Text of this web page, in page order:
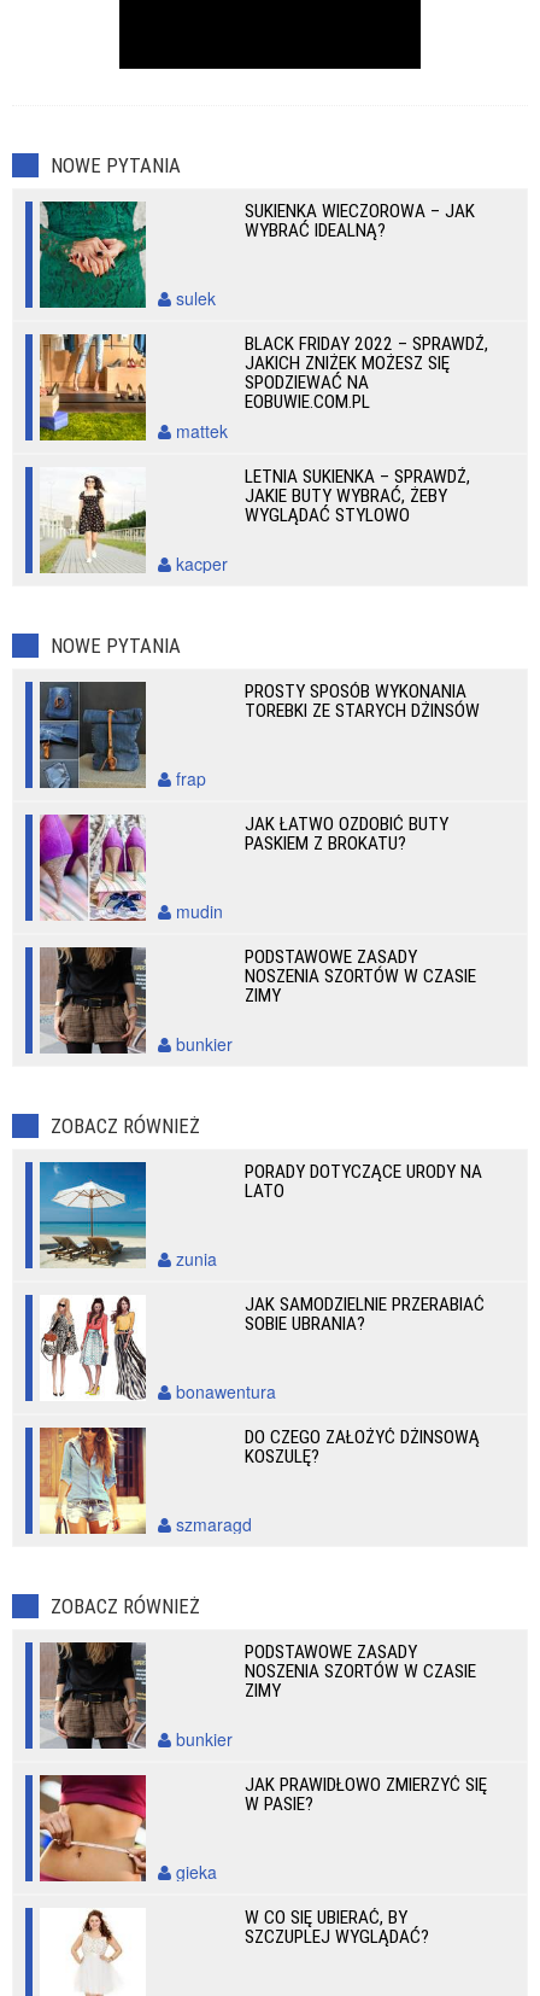
NOWE PYTANIA
SUKIENKA WIECZOROWA – JAK
WYBRAĆ IDEALNĄ?
sulek
BLACK FRIDAY 2022 – SPRAWDŹ,
JAKICH ZNIŻEK MOŻESZ SIĘ
SPODZIEWAĆ NA
EOBUWIE.COM.PL
mattek
LETNIA SUKIENKA – SPRAWDŹ,
JAKIE BUTY WYBRAĆ, ŻEBY
WYGLĄDAĆ STYLOWO
kacper
NOWE PYTANIA
PROSTY SPOSÓB WYKONANIA
TOREBKI ZE STARYCH DŻINSÓW
frap
JAK ŁATWO OZDOBIĆ BUTY
PASKIEM Z BROKATU?
mudin
PODSTAWOWE ZASADY
NOSZENIA SZORTÓW W CZASIE
ZIMY
bunkier
ZOBACZ RÓWNIEŻ
PORADY DOTYCZĄCE URODY NA
LATO
zunia
JAK SAMODZIELNIE PRZERABIAĆ
SOBIE UBRANIA?
bonawentura
DO CZEGO ZAŁOŻYĆ DŻINSOWĄ
KOSZULĘ?
szmaragd
ZOBACZ RÓWNIEŻ
PODSTAWOWE ZASADY
NOSZENIA SZORTÓW W CZASIE
ZIMY
bunkier
JAK PRAWIDŁOWO ZMIERZYĆ SIĘ
W PASIE?
gieka
W CO SIĘ UBIERAĆ, BY
SZCZUPLEJ WYGLĄDAĆ?